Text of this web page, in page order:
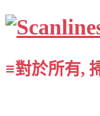
≡對於所有,